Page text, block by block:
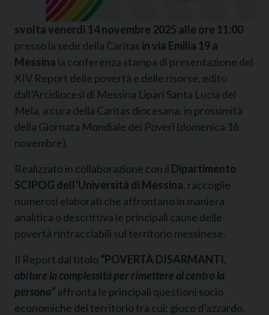
svolta venerdì 14 novembre 2025 alle ore 11:00
presso la sede della Caritas in via Emilia 19 a
Messina la conferenza stampa di presentazione del
XIV Report delle povertà e delle risorse, edito
dall’Arcidiocesi di Messina Lipari Santa Lucia del
Mela, a cura della Caritas diocesana, in prossimità
della Giornata Mondiale dei Poveri (domenica 16
novembre).
Realizzato in collaborazione con il Dipartimento
SCIPOG dell’Università di Messina, raccoglie
numerosi elaborati che affrontano in maniera
analitica o descrittiva le principali cause delle
povertà rintracciabili sul territorio messinese.
Il Report dal titolo “POVERTÀ DISARMANTI,
abitare la complessità per rimettere al centro la
persona”affronta le principali questioni socio
economiche del territorio tra cui: gioco d’azzardo,